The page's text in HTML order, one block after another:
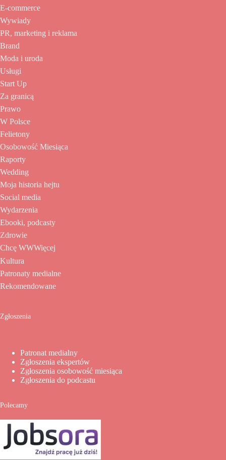
E-commerce
Wywiady
PR, marketing i reklama
Brand
Moda i uroda
Usługi
Start Up
Za granicą
Prawo
W Polsce
Felietony
Osobowość Miesiąca
Raporty
Wedding
Moja historia hejtu
Social media
Wydarzenia
Ebooki, podcasty
Zdrowie
Chcę WWWięcej
Kultura
Patronaty medialne
Rekomendowane
Zgłoszenia
Patronat medialny
Zgłoszenia ekspertów
Zgłoszenia osobowość miesiąca
Zgłoszenia do podcastu
Polecamy